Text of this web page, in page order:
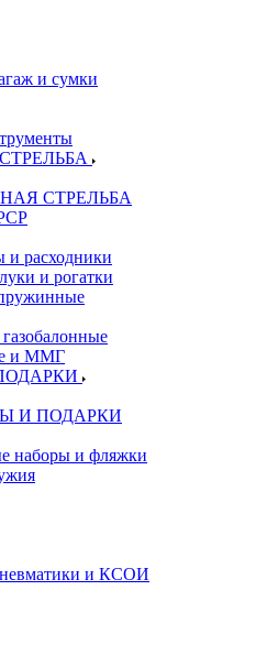
и сумки
СТРЕЛЬБА
и расходники
и рогатки
и ММГ
И ПОДАРКИ
наборы и фляжки
и КСОИ